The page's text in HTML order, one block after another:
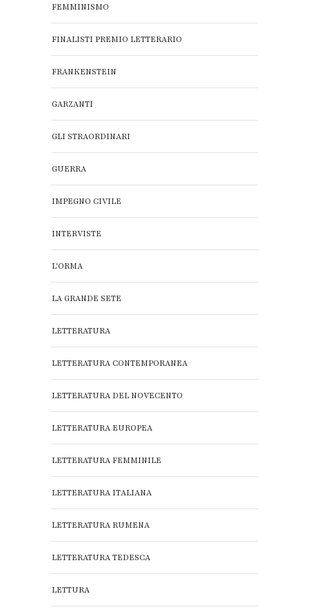
FEMMINISMO
FINALISTI PREMIO LETTERARIO
FRANKENSTEIN
GARZANTI
GLI STRAORDINARI
GUERRA
IMPEGNO CIVILE
INTERVISTE
L'ORMA
LA GRANDE SETE
LETTERATURA
LETTERATURA CONTEMPORANEA
LETTERATURA DEL NOVECENTO
LETTERATURA EUROPEA
LETTERATURA FEMMINILE
LETTERATURA ITALIANA
LETTERATURA RUMENA
LETTERATURA TEDESCA
LETTURA